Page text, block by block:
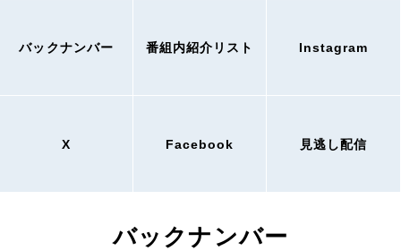
バックナンバー 番組内紹介リスト Instagram
X Facebook 見逃し配信
バックナンバー